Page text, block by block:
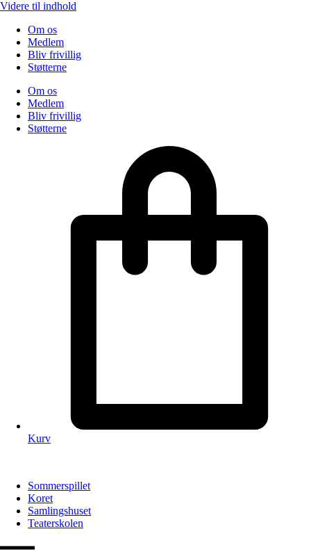
Videre til indhold
Om os
Medlem
Bliv frivillig
Støtterne
Om os
Medlem
Bliv frivillig
Støtterne
Kurv
Sommerspillet
Koret
Samlingshuset
Teaterskolen